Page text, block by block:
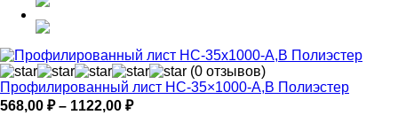
(0 отзывов)
Профилированный лист НС-35×1000-A,B Полиэстер
568,00 ₽ – 1122,00 ₽Диапазон